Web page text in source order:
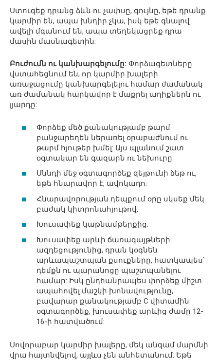
Ստուգեք դրանց ձևն ու չափսը, գույնը, եթե դրանք
կարմիր են, ապա խնդիր չկա, իսկ եթե գնալով
ավելի մգանում են, ապա տեղեկացրեք դրա
մասին մասնագետին:
Բուժումն ու կանխարգելումը: Փորձագետները
վստահեցնում են, որ կարմիր խալերի
առաջացումը կանխարգելելու համար ժամանակ
առ ժամանակ հարկավոր է մաքրել աղիքներն ու
լյարդը:
Փորձեք մեծ քանակությամբ թարմ
բանջարեղեն ներառել օրաբաժնում ու
թարմ հյութեր խմել: Այս պլանում շատ
օգտակար են գազարն ու նեխուրը:
Սննդի մեջ օգտագործեք զեյթունի ձեթ ու,
եթե հնարավոր է, ավոկադո:
Հնարավորության դեպքում օրը սկսեք մեկ
բաժակ կիտրոնահյութով:
Խուսափեք կաթնամթերքից:
Խուսափեք արևի ճառագայթների
ազդեցությունից, դրան կօգնեն
արևապաշտպան քսուքները, հատկապես՝
դեմքն ու պարանոցը պաշտպանելու
համար: Իսկ ընդհանրապես փորձեք միշտ
ապահովել մաշկի խոնավությունը,
բավարար քանակությամբ С վիտամին
օգտագործեք, խուսափեք արևից ժամը 12-
16-ի հատվածում:
Սովորաբար կարմիր խալերը, մեկ անգամ մարմնի
վրա հայտնվելով, այլևս չեն անհետանում: Եթե